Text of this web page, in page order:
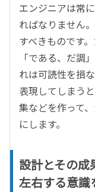
エンジニアは常
ればなりません
すべきものです
「である、だ調
れは可読性を損
表現してしまう
集などを作って
にします。
設計とその成
左右する意識